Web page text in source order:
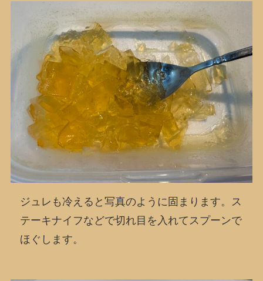
ジュレも冷えると写真のように固まります。ス
テーキナイフなどで切れ目を入れてスプーンで
ほぐします。